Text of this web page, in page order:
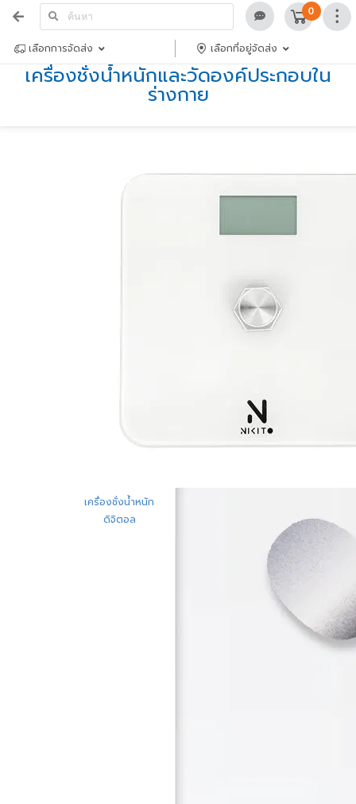
0
เลือกการจัดส่ง เลือกที่อยู่จัดส่ง
เครื่องชั่งน้ำหนักและวัดองค์ประกอบใน
ร่างกาย
เครื่องชั่งน้ำหนัก
ดิจิตอล